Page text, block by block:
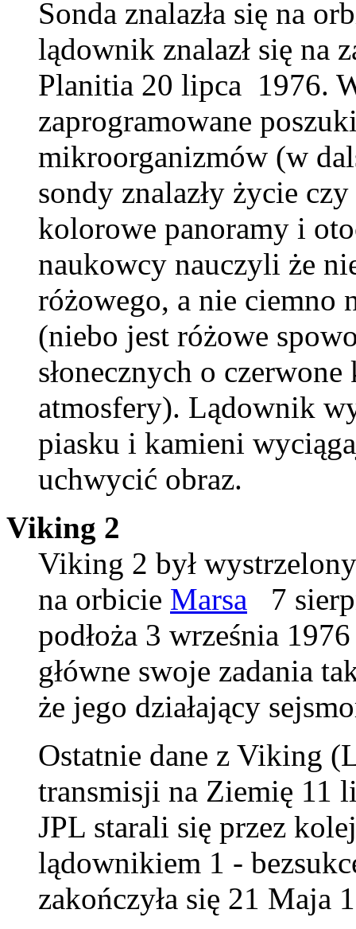
Sonda znalazła się na
lądownik znalazł się na
Planitia 20 lipca 1976.
zaprogramowane
mikroorganizmów (w
sondy znalazły życie
kolorowe panoramy i
naukowcy nauczyli że
różowego, a nie ciemno
(niebo jest różowe
słonecznych o
atmosfery). Lądownik
piasku i kamieni
uchwycić obraz.
Viking 2
Viking 2 był
na orbicie Marsa 7
podłoża 3 września
główne swoje zadania
że jego działający
Ostatnie dane z Viking
transmisji na Ziemię 11
JPL starali się przez
lądownikiem 1 -
zakończyła się 21 Maja